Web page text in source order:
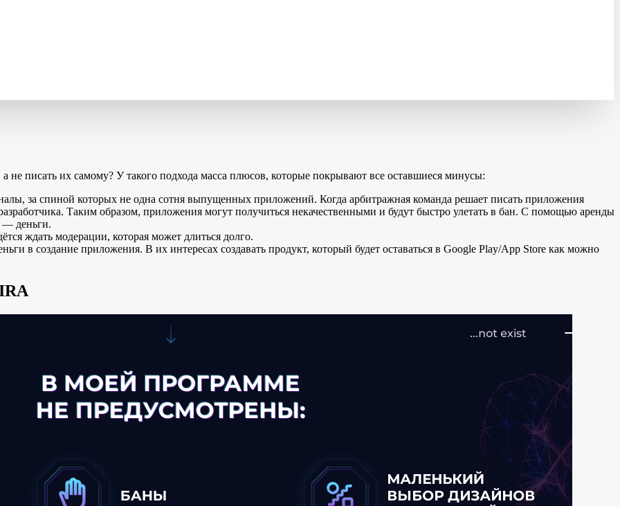
не писать их самому? У такого подхода масса плюсов, которые покрывают все оставшиеся минусы:
за спиной которых не одна сотня выпущенных приложений. Когда арбитражная команда решает писать приложения
Таким образом, приложения могут получиться некачественными и будут быстро улетать в бан. С помощью аренды
— деньги.
ждать модерации, которая может длиться долго.
в создание приложения. В их интересах создавать продукт, который будет оставаться в Google Play/App Store как можно